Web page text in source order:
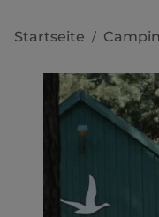
Startseite /